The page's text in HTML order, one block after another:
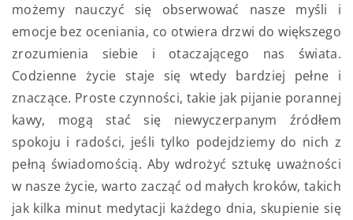
możemy nauczyć się obserwować nasze myśli i
emocje bez oceniania, co otwiera drzwi do większego
zrozumienia siebie i otaczającego nas świata.
Codzienne życie staje się wtedy bardziej pełne i
znaczące. Proste czynności, takie jak pijanie porannej
kawy, mogą stać się niewyczerpanym źródłem
spokoju i radości, jeśli tylko podejdziemy do nich z
pełną świadomością. Aby wdrożyć sztukę uważności
w nasze życie, warto zacząć od małych kroków, takich
jak kilka minut medytacji każdego dnia, skupienie się